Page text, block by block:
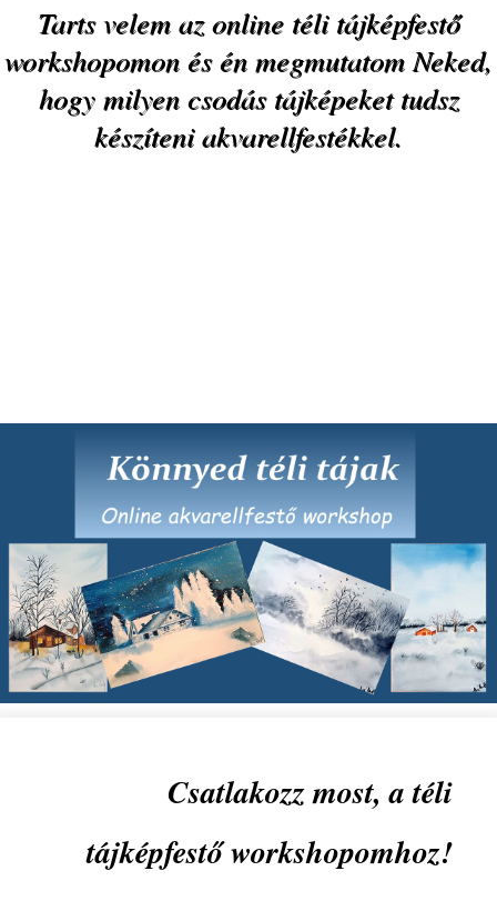
Tarts velem az online téli tájképfestő
workshopomon és én megmutatom Neked,
hogy milyen csodás tájképeket tudsz
készíteni akvarellfestékkel.
Csatlakozz most, a téli
tájképfestő workshopomhoz!